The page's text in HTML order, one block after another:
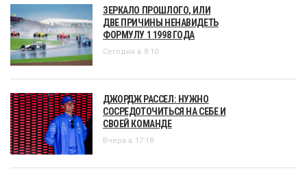
ЗЕРКАЛО ПРОШЛОГО, ИЛИ
ДВЕ ПРИЧИНЫ НЕНАВИДЕТЬ
ФОРМУЛУ 1 1998 ГОДА
Сегодня в 8:10
ДЖОРДЖ РАССЕЛ: НУЖНО
СОСРЕДОТОЧИТЬСЯ НА СЕБЕ И
СВОЕЙ КОМАНДЕ
Вчера в 17:18